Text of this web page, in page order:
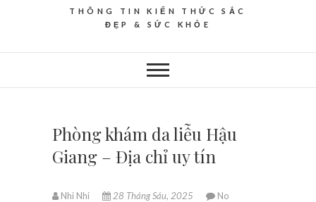
THÔNG TIN KIẾN THỨC SẮC
ĐẸP & SỨC KHỎE
Phòng khám da liễu Hậu
Giang – Địa chỉ uy tín
Nhi Nhi 28 Tháng Sáu, 2025
No